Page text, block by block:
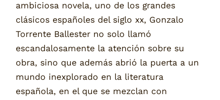
ambiciosa novela, uno de los grandes
clásicos españoles del siglo xx, Gonzalo
Torrente Ballester no solo llamó
escandalosamente la atención sobre su
obra, sino que además abrió la puerta a un
mundo inexplorado en la literatura
española, en el que se mezclan con